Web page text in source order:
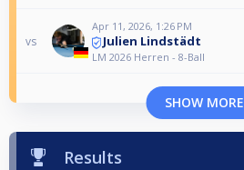
vs
Apr 11, 2026, 1:26 PM
Julien Lindstädt
LM 2026 Herren - 8-Ball
SHOW MORE
Results